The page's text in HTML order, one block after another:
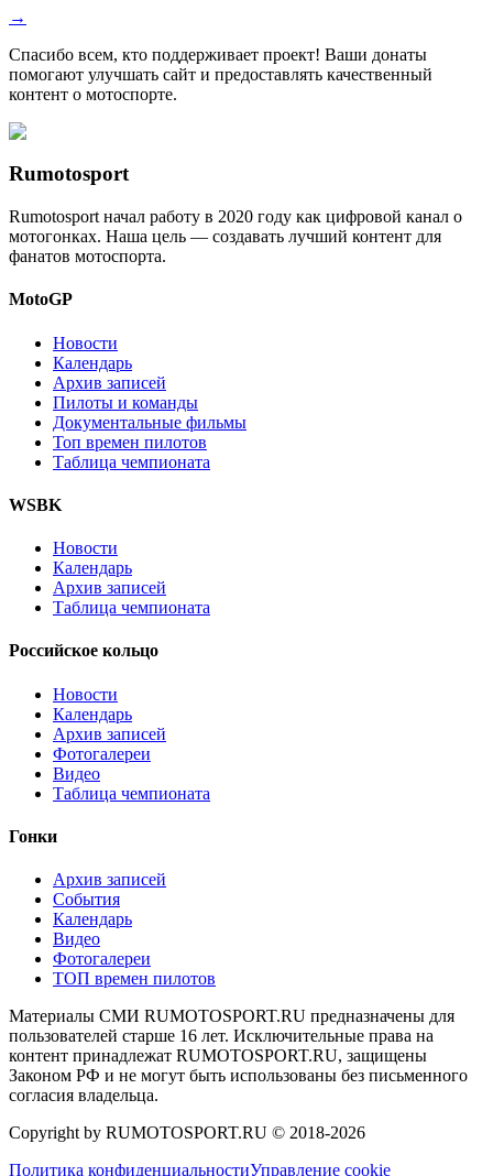
→
Спасибо всем, кто поддерживает проект! Ваши донаты
помогают улучшать сайт и предоставлять качественный
контент о мотоспорте.
Rumotosport
Rumotosport начал работу в 2020 году как цифровой канал о
мотогонках. Наша цель — создавать лучший контент для
фанатов мотоспорта.
MotoGP
Новости
Календарь
Архив записей
Пилоты и команды
Документальные фильмы
Топ времен пилотов
Таблица чемпионата
WSBK
Новости
Календарь
Архив записей
Таблица чемпионата
Российское кольцо
Новости
Календарь
Архив записей
Фотогалереи
Видео
Таблица чемпионата
Гонки
Архив записей
События
Календарь
Видео
Фотогалереи
ТОП времен пилотов
Материалы СМИ RUMOTOSPORT.RU предназначены для
пользователей старше 16 лет. Исключительные права на
контент принадлежат RUMOTOSPORT.RU, защищены
Законом РФ и не могут быть использованы без письменного
согласия владельца.
Copyright by RUMOTOSPORT.RU © 2018-2026
Политика конфиденциальностиУправление cookie